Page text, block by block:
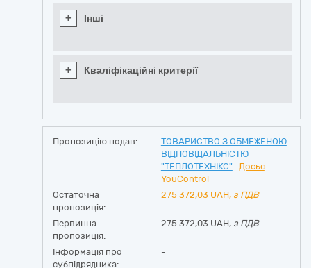
+ Інші
+ Кваліфікаційні критерії
Пропозицію подав:
ТОВАРИСТВО З ОБМЕЖЕНОЮ
ВІДПОВІДАЛЬНІСТЮ
"ТЕПЛОТЕХНІКС"
Досьє
YouControl
Остаточна
пропозиція:
275 372,03 UAH, з ПДВ
Первинна
пропозиція:
275 372,03 UAH, з ПДВ
Інформація про
субпідрядника:
-